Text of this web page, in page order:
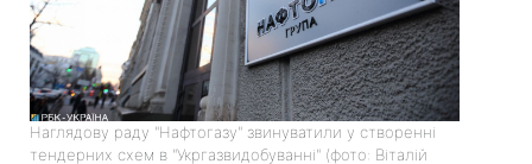
Наглядову раду "Нафтогазу" звинуватили у створенні
тендерних схем в "Укргазвидобуванні" (фото: Віталій